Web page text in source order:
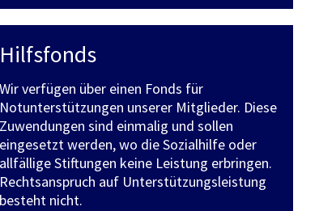
Hilfsfonds
Wir verfügen über einen Fonds für
Notunterstützungen unserer Mitglieder. Diese
Zuwendungen sind einmalig und sollen
eingesetzt werden, wo die Sozialhilfe oder
allfällige Stiftungen keine Leistung erbringen.
Rechtsanspruch auf Unterstützungsleistung
besteht nicht.